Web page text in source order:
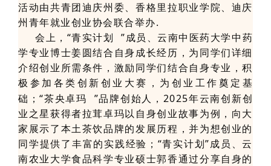
活动由共青团迪庆州委、香格里拉职业学院、迪庆
州青年就业创业协会联合举办.
会上，“青实计划
”成员、云南中医药大学中药
学专业博士姜圆结合自身成长经历，为同学们详细
介绍创业所需条件，激励同学们结合自身专业，积
极参加各类创新创业大赛，为创业工作奠定基
础；“茶央卓玛
”品牌创始人，2025年云南创新创
业之星获得者拉茸卓玛以自身创业故事为例，向大
家展示了本土茶饮品牌的发展历程，并为想创业的
同学提供了丰富的实践经验；“青实计划”成员、云
南农业大学食品科学专业硕士郭香通过分享自身的